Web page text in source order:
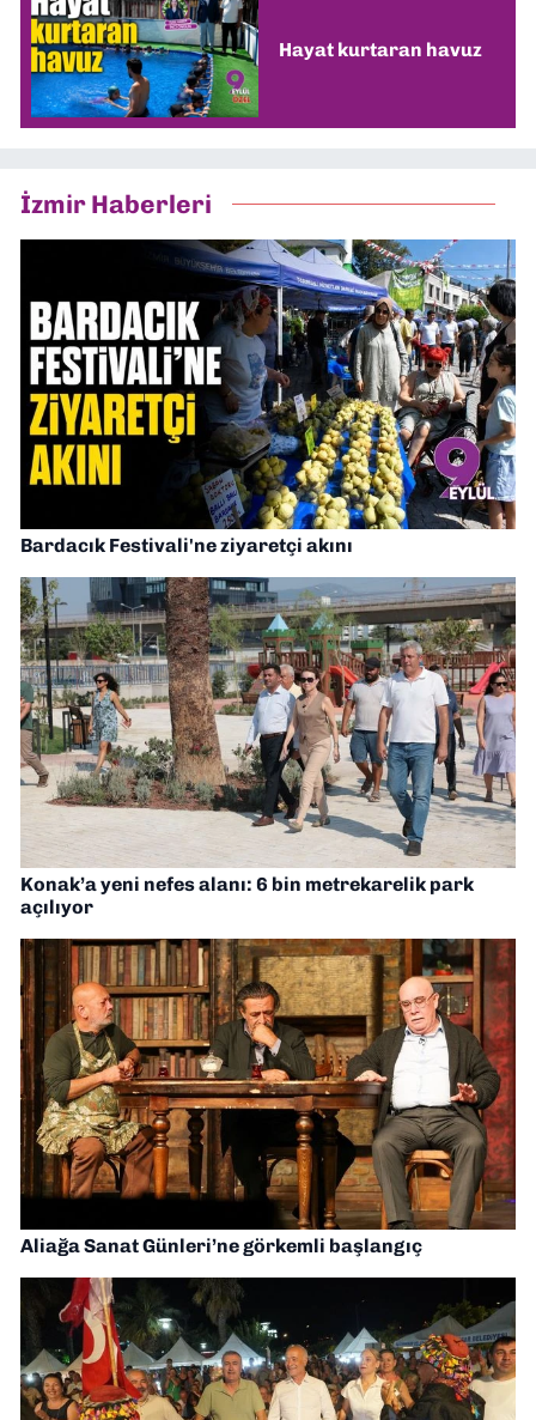
Hayat kurtaran havuz
İzmir Haberleri
Bardacık Festivali'ne ziyaretçi akını
Konak’a yeni nefes alanı: 6 bin metrekarelik park
açılıyor
Aliağa Sanat Günleri’ne görkemli başlangıç